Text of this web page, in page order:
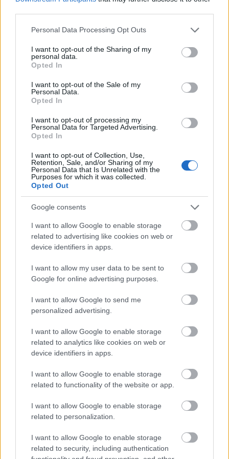
Please note that this website/app uses one or more Google
not limited to your visit or usage behaviour. You may click to
grant or deny consent to Google and its third-party tags to
use your data for below specified purposes in below Google
consent section.
Personal Data Processing Opt Outs
I want to opt-out of the Sharing of my
personal data.
Opted In
I want to opt-out of the Sale of my
Personal Data.
Opted In
I want to opt-out of processing my
Personal Data for Targeted Advertising.
Opted In
I want to opt-out of Collection, Use,
Retention, Sale, and/or Sharing of my
Personal Data that Is Unrelated with the
Purposes for which it was collected.
Opted Out
Google consents
I want to allow Google to enable storage
related to advertising like cookies on web or
device identifiers in apps.
I want to allow my user data to be sent to
Google for online advertising purposes.
I want to allow Google to send me
personalized advertising.
I want to allow Google to enable storage
related to analytics like cookies on web or
device identifiers in apps.
I want to allow Google to enable storage
related to functionality of the website or app.
I want to allow Google to enable storage
related to personalization.
I want to allow Google to enable storage
related to security, including authentication
lesz az új hívószó; szerencsére egyre kevésbé
szükséges a folytonos skatulyázgatás, főleg, ha
olyan kortalan és kiemelkedő színvonalú lemezekkel
projektje, a Fancy Dress Party új albuma, aLetting
Things Go, egy klasszikus szerzői kiadvány, amiről
egyszerre juthat eszünkbe
Johnstonés az álomszerű új-zélandi kiwi pop. (
Nouvelle Phénoméne:Glory Of Romance EP
(magánkiadás, 2012)
Dziba Zsolt
a nyolcvanas évek óta imádja a new romantic/italo
disco/szintipop háromszögébe beszorítható zenéket,
a kilencvenes évek óta gyűjti a hangszereket és
bontogatja zeneszerzői szárnyait és az elmúlt egy-
két évben sokadik körben megtalálta a dalaihoz
passzoló énekesnőtSánta Angélaszemélyében.
Aztán elkészült a Nouvelle Phénoméne bemutatkozó
négyszámos EP-je, az ember pedig nem hiszi el, hogy